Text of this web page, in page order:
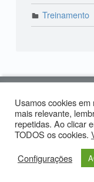
Treinamento
© 2018 Lira
de Pinheiros:
Carvalho
FacebookInstagram
Usamos cookies
mais relevante,
repetidas. Ao clicar
TODOS os cookies.
Configurações